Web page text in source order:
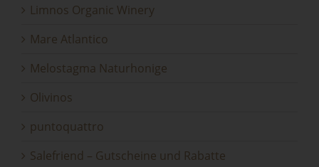
Limnos Organic Winery
Mare Atlantico
Melostagma Naturhonige
Olivinos
puntoquattro
Salefriend – Gutscheine und Rabatte